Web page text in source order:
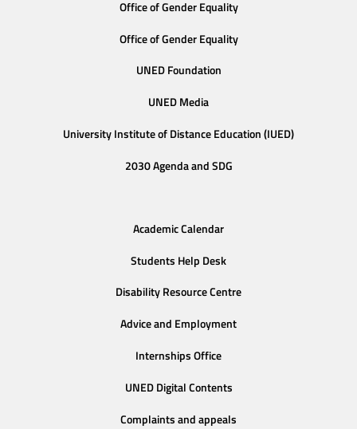
Office of Gender Equality
Office of Gender Equality
UNED Foundation
UNED Media
University Institute of Distance Education (IUED)
2030 Agenda and SDG
Academic Calendar
Students Help Desk
Disability Resource Centre
Advice and Employment
Internships Office
UNED Digital Contents
Complaints and appeals